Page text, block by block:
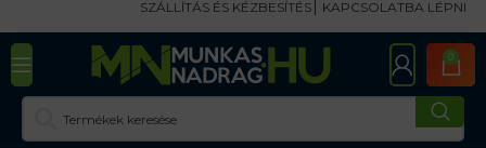
SZÁLLÍTÁS ÉS KÉZBESÍTÉS KAPCSOLATBA LÉPNI
0